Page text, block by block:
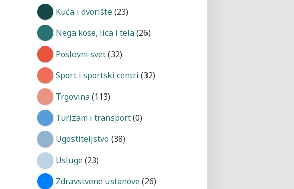
Kuća i dvorište(23)
Nega kose, lica i tela(26)
Poslovni svet(32)
Sport i sportski centri (32)
Trgovina(113)
Turizam i transport(0)
Ugostiteljstvo (38)
Usluge(23)
Zdravstvene ustanove(26)